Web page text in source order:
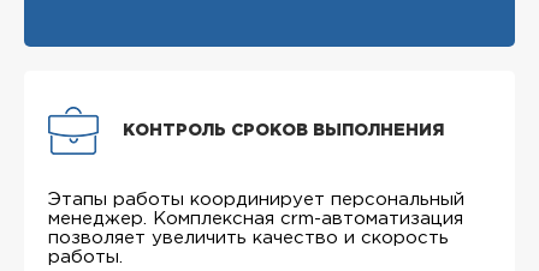
КОНТРОЛЬ СРОКОВ ВЫПОЛНЕНИЯ
Этапы работы координирует персональный
менеджер. Комплексная crm-автоматизация
позволяет увеличить качество и скорость
работы.